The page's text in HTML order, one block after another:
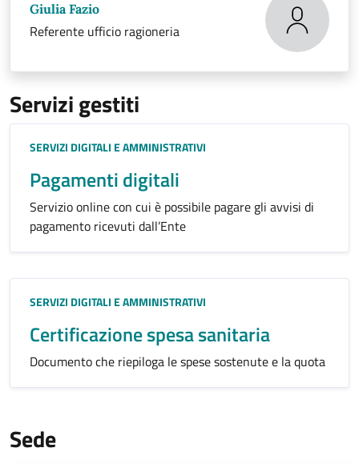
Giulia Fazio
Referente ufficio ragioneria
Servizi gestiti
Categoria:
SERVIZI DIGITALI E AMMINISTRATIVI
Pagamenti digitali
Servizio online con cui è possibile pagare gli avvisi di
pagamento ricevuti dall’Ente
Categoria:
SERVIZI DIGITALI E AMMINISTRATIVI
Certificazione spesa sanitaria
Documento che riepiloga le spese sostenute e la quota
Sede